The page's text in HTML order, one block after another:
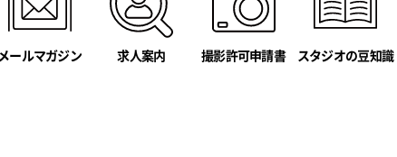
メールマガジン 求人案内 撮影許可申請書 スタジオの豆知識